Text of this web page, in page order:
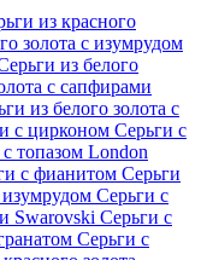
из красного
золота с изумрудом
из белого
с сапфирами
из белого золота с
с цирконом Серьги с
топазом London
с фианитом Серьги
Серьги с
Swarovski Серьги с
Серьги с